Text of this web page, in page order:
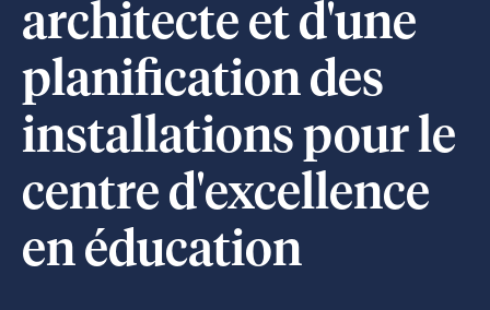
architecte et d'une
planification des
installations pour le
centre d'excellence
en éducation